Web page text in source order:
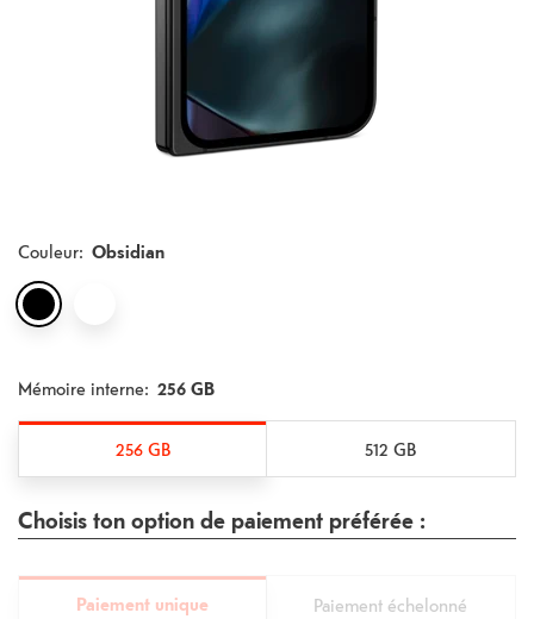
Couleur: Obsidian
Mémoire interne: 256 GB
256 GB 512 GB
Choisis ton option de paiement préférée :
Paiement unique
Paiement échelonné